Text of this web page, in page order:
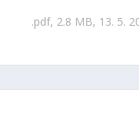
.pdf, 2.8 MB, 13. 5.